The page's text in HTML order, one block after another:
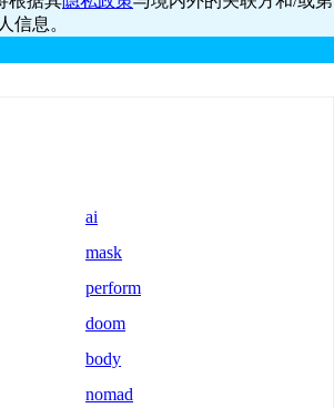
信息。
ai
mask
perform
doom
body
nomad